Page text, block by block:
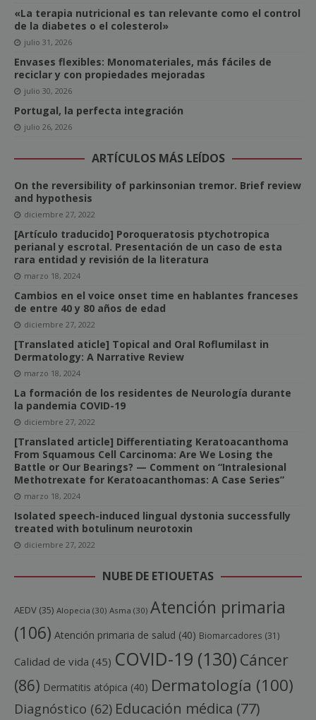
«La terapia nutricional es tan relevante como el control
de la diabetes o el colesterol»
julio 31, 2026
Envases flexibles: Monomateriales, más fáciles de
reciclar y con propiedades mejoradas
julio 30, 2026
Portugal, la perfecta integración
julio 26, 2026
ARTÍCULOS MÁS LEÍDOS
On the reversibility of parkinsonian tremor. Brief review
and hypothesis
diciembre 27, 2022
[Artículo traducido] Poroqueratosis ptychotropica
perianal y escrotal. Presentación de un caso de esta
rara entidad y revisión de la literatura
marzo 18, 2024
Cambios en el voice onset time en hablantes franceses
de entre 40 y 80 años de edad
diciembre 27, 2022
[Translated aticle] Topical and Oral Roflumilast in
Dermatology: A Narrative Review
marzo 18, 2024
La formación de los residentes de Neurología durante
la pandemia COVID-19
diciembre 27, 2022
[Translated article] Differentiating Keratoacanthoma
From Squamous Cell Carcinoma: Are We Losing the
Battle or Our Bearings? — Comment on “Intralesional
Methotrexate for Keratoacanthomas: A Case Series”
marzo 18, 2024
Isolated speech-induced lingual dystonia successfully
treated with botulinum neurotoxin
diciembre 27, 2022
NUBE DE ETIQUETAS
AEDV (35) Alopecia (30) Asma (30) Atención primaria
(106) Atención primaria de salud (40) Biomarcadores (31)
Calidad de vida (45) COVID-19 (130) Cáncer
(86) Dermatitis atópica (40) Dermatología (100)
Diagnóstico (62) Educación médica (77)